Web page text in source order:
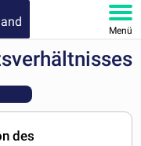
Menü
des